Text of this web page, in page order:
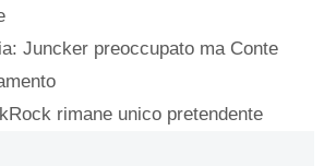
Juncker preoccupato ma Conte
rimane unico pretendente